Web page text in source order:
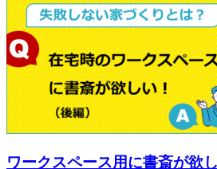
ワークスペース用に書斎が欲